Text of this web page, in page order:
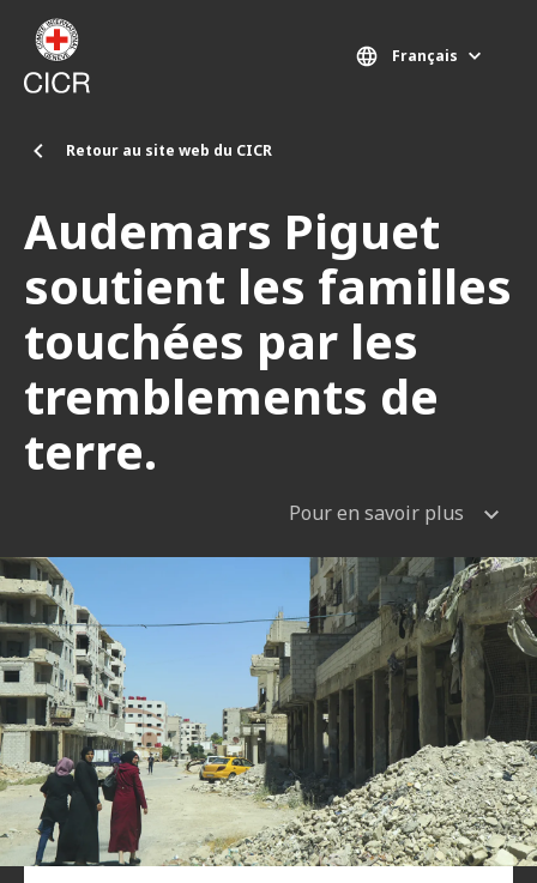
Aller au contenu principal
Retour au site web du CICR
Français
Audemars Piguet
soutient les familles
touchées par les
tremblements de
terre.
Pour en savoir plus